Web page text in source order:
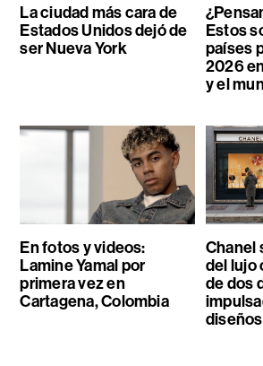
La ciudad más cara de
Estados Unidos dejó de
ser Nueva York
Estos
países
2026
y el
En fotos y videos:
Lamine Yamal por
primera vez en
Cartagena, Colombia
Chanel
del lujo
de dos